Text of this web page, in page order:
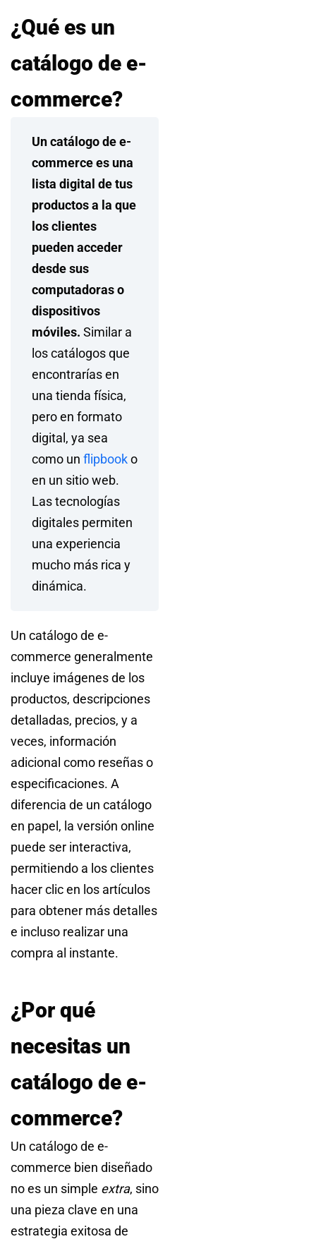
¿Qué es un
catálogo de e-
commerce?
Un catálogo de e-
commerce es una
lista digital de tus
productos a la que
los clientes
pueden acceder
desde sus
computadoras o
dispositivos
móviles. Similar a
los catálogos que
encontrarías en
una tienda física,
pero en formato
digital, ya sea
como un flipbooko
en un sitio web.
Las tecnologías
digitales permiten
una experiencia
mucho más rica y
dinámica.
Un catálogo de e-
commerce generalmente
incluye imágenes de los
productos, descripciones
detalladas, precios, y a
veces, información
adicional como reseñas o
especificaciones. A
diferencia de un catálogo
en papel, la versión online
puede ser interactiva,
permitiendo a los clientes
hacer clic en los artículos
para obtener más detalles
e incluso realizar una
compra al instante.
¿Por qué
necesitas un
catálogo de e-
commerce?
Un catálogo de e-
commerce bien diseñado
no es un simple extra, sino
una pieza clave en una
estrategia exitosa de